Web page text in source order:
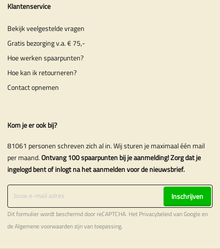
Klantenservice
Bekijk veelgestelde vragen
Gratis bezorging v.a. € 75,-
Hoe werken spaarpunten?
Hoe kan ik retourneren?
Contact opnemen
Kom je er ook bij?
81061 personen schreven zich al in. Wij sturen je maximaal één mail
per maand.Ontvang 100 spaarpunten bij je aanmelding! Zorg dat je
ingelogd bent of inlogt na het aanmelden voor de nieuwsbrief.
Inschrijven
Dit formulier wordt beschermd door reCAPTCHA. Het Privacybeleidvan Google en
deAlgemene voorwaardenzijn van toepassing.